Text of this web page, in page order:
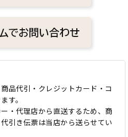
品代引・クレジットカード・コ
す。
・代理店から直送するため、商
引き伝票は当店から送らせてい